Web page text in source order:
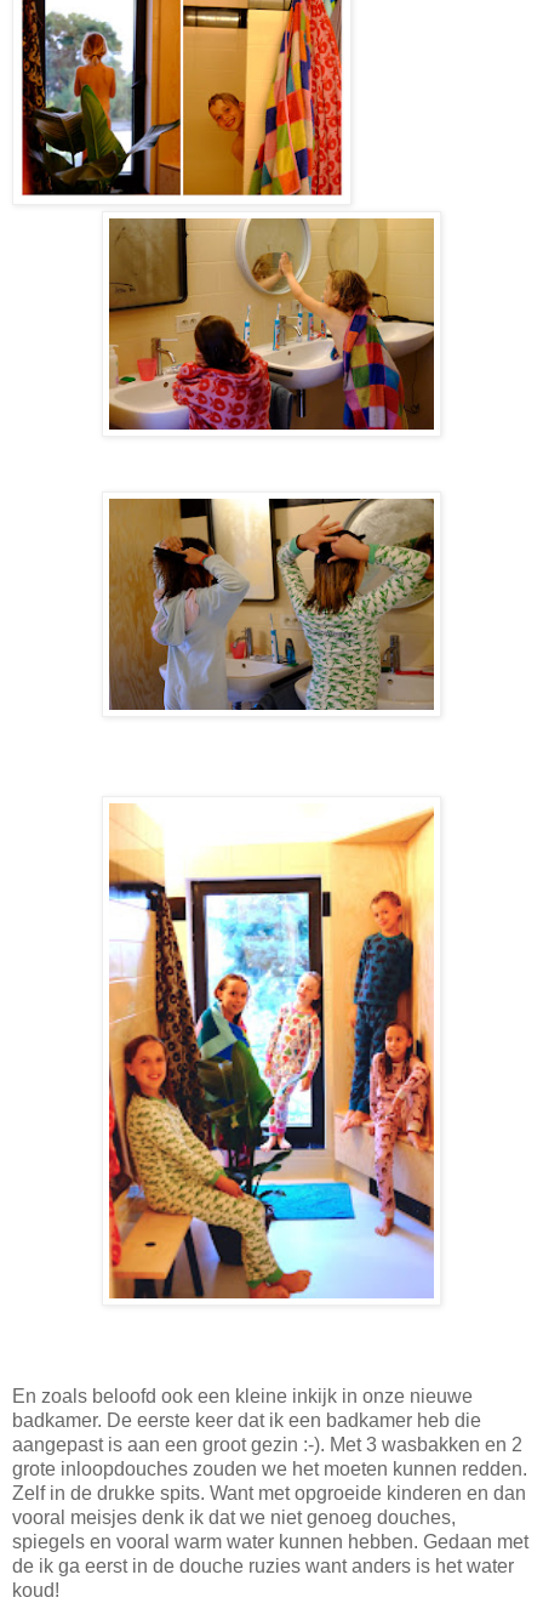
En zoals beloofd ook een kleine inkijk in onze nieuwe
badkamer. De eerste keer dat ik een badkamer heb die
aangepast is aan een groot gezin :-). Met 3 wasbakken en 2
grote inloopdouches zouden we het moeten kunnen redden.
Zelf in de drukke spits. Want met opgroeide kinderen en dan
vooral meisjes denk ik dat we niet genoeg douches,
spiegels en vooral warm water kunnen hebben. Gedaan met
de ik ga eerst in de douche ruzies want anders is het water
koud!